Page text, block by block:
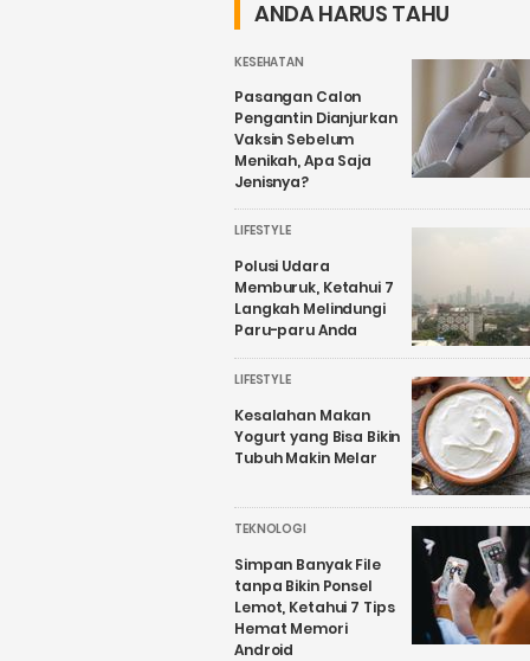
ANDA HARUS TAHU
KESEHATAN
Pasangan Calon
Pengantin Dianjurkan
Vaksin Sebelum
Menikah, Apa Saja
Jenisnya?
LIFESTYLE
Polusi Udara
Memburuk, Ketahui 7
Langkah Melindungi
Paru-paru Anda
LIFESTYLE
Kesalahan Makan
Yogurt yang Bisa Bikin
Tubuh Makin Melar
TEKNOLOGI
Simpan Banyak File
tanpa Bikin Ponsel
Lemot, Ketahui 7 Tips
Hemat Memori
Android